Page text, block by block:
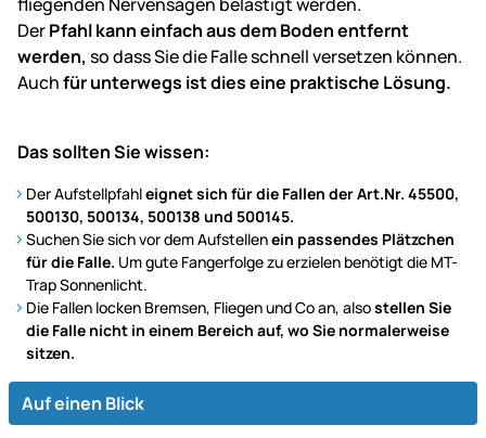
DerPfahl kann einfach aus dem Boden entfernt
werden, so dass Sie die Falle schnell versetzen können.
Auchfür unterwegs ist dies eine praktische Lösung.
Das sollten Sie wissen:
Der Aufstellpfahleignet sich für die Fallen der Art.Nr. 45500,
500130, 500134, 500138 und 500145.
Suchen Sie sich vor dem Aufstellenein passendes Plätzchen
für die Falle. Um gute Fangerfolge zu erzielen benötigt die MT-
Trap Sonnenlicht.
Die Fallen locken Bremsen, Fliegen und Co an, alsostellen Sie
die Falle nicht in einem Bereich auf, wo Sie normalerweise
sitzen.
Auf einen Blick